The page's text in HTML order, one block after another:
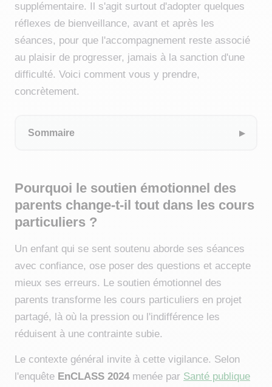
supplémentaire. Il s'agit surtout d'adopter quelques
réflexes de bienveillance, avant et après les
séances, pour que l'accompagnement reste associé
au plaisir de progresser, jamais à la sanction d'une
difficulté. Voici comment vous y prendre,
concrètement.
Sommaire
Pourquoi le soutien émotionnel des
parents change-t-il tout dans les cours
particuliers ?
Un enfant qui se sent soutenu aborde ses séances
avec confiance, ose poser des questions et accepte
mieux ses erreurs. Le soutien émotionnel des
parents transforme les cours particuliers en projet
partagé, là où la pression ou l'indifférence les
réduisent à une contrainte subie.
Le contexte général invite à cette vigilance. Selon
l'enquête EnCLASS 2024menée par Santé publique